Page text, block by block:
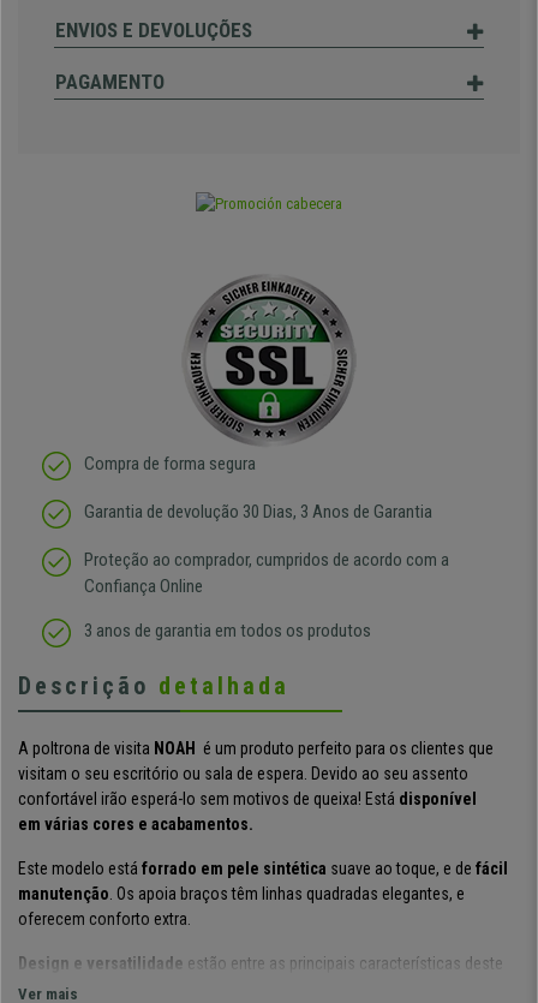
ENVIOS E DEVOLUÇÕES
PAGAMENTO
Compra de forma segura
Garantia de devolução 30 Dias, 3 Anos de Garantia
Proteção ao comprador, cumpridos de acordo com a
Confiança Online
3 anos de garantia em todos os produtos
Descrição detalhada
A poltrona de visita NOAH é um produto perfeito para os clientes que
visitam o seu escritório ou sala de espera. Devido ao seu assento
confortável irão esperá-lo sem motivos de queixa! Está disponível
em várias cores e acabamentos.
Este modelo está forrado em pele sintética suave ao toque, e de fácil
manutenção Os apoia braços têm linhas quadradas elegantes, e
oferecem conforto extra.
Design e versatilidade estão entre as principais características deste
modelo: Encaixa na perfeição n
Ver mais